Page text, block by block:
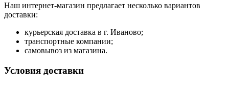
Наш интернет-магазин предлагает несколько вариантов
доставки:
курьерская доставка в г. Иваново;
транспортные компании;
самовывоз из магазина.
Условия доставки